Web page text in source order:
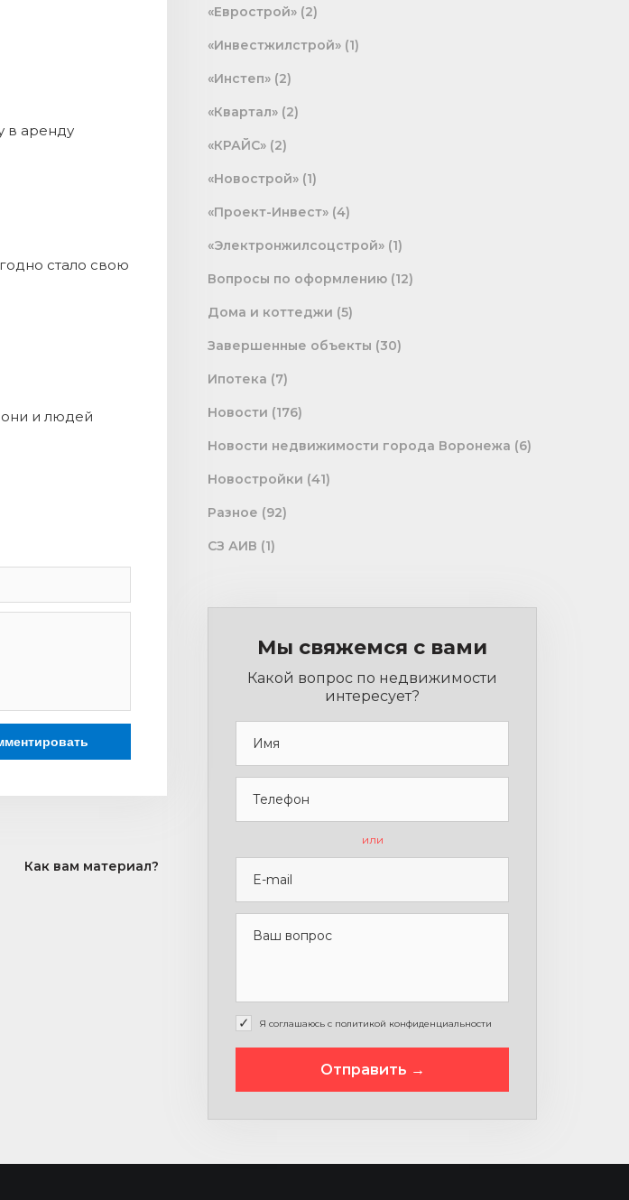
в аренду
стало свою
они и людей
Как вам материал?
«Еврострой» (2)
«Инвестжилстрой» (1)
«Инстеп» (2)
«Квартал» (2)
«КРАЙС» (2)
«Новострой» (1)
«Проект-Инвест» (4)
«Электронжилсоцстрой» (1)
Вопросы по оформлению (12)
Дома и коттеджи (5)
Завершенные объекты (30)
Ипотека (7)
Новости (176)
Новости недвижимости города Воронежа (6)
Новостройки (41)
Разное (92)
СЗ АИВ (1)
Мы свяжемся с вами
Какой вопрос по недвижимости
интересует?
или
Я соглашаюсь с политикой конфиденциальности
Отправить →